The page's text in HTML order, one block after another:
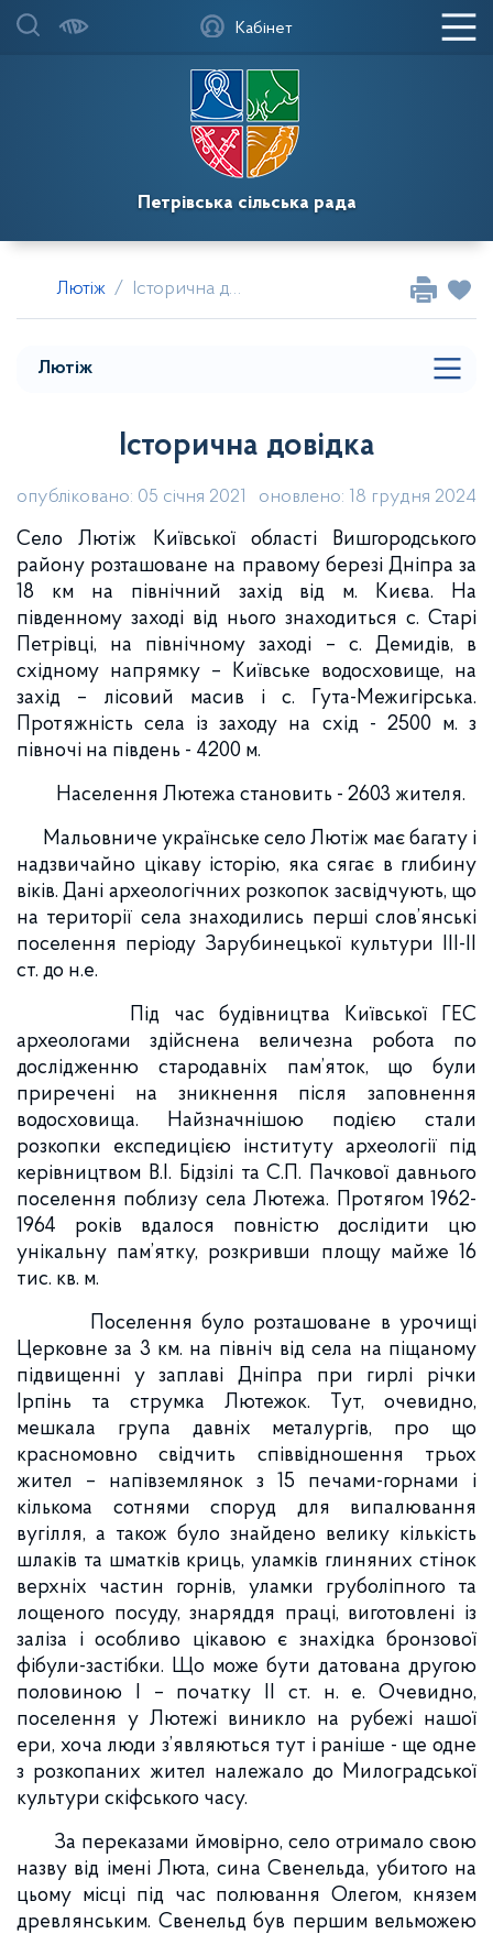
Петрівська сільська рада
Мапа меню Кабінет
Лютіж Історична довідка
Історична довідка
опубліковано: 05 січня 2021 оновлено: 18 грудня 2024
Село Лютіж Київської області Вишгородського
району розташоване на правому березі Дніпра за
18 км на північний захід від м. Києва. На
південному заході від нього знаходиться с. Старі
Петрівці, на північному заході – с. Демидів, в
східному напрямку – Київське водосховище, на
захід – лісовий масив і с. Гута-Межигірська.
Протяжність села із заходу на схід - 2500 м. з
півночі на південь - 4200 м.
Населення Лютежа становить - 2603 жителя.
Мальовниче українське село Лютіж має багату і
надзвичайно цікаву історію, яка сягає в глибину
віків. Дані археологічних розкопок засвідчують, що
на території села знаходились перші слов’янські
поселення періоду Зарубинецької культури ІІІ-ІІ
ст. до н.е.
Під час будівництва Київської ГЕС
археологами здійснена величезна робота по
дослідженню стародавніх пам’яток, що були
приречені на зникнення після заповнення
водосховища. Найзначнішою подією стали
розкопки експедицією інституту археології під
керівництвом В.І. Бідзілі та С.П. Пачкової давнього
поселення поблизу села Лютежа. Протягом 1962-
1964 років вдалося повністю дослідити цю
унікальну пам’ятку, розкривши площу майже 16
тис. кв. м.
Поселення було розташоване в урочищі
Церковне за 3 км. на північ від села на піщаному
підвищенні у заплаві Дніпра при гирлі річки
Ірпінь та струмка Лютежок. Тут, очевидно,
мешкала група давніх металургів, про що
красномовно свідчить співвідношення трьох
жител – напівземлянок з 15 печами-горнами і
кількома сотнями споруд для випалювання
вугілля, а також було знайдено велику кількість
шлаків та шматків криць, уламків глиняних стінок
верхніх частин горнів, уламки груболіпного та
лощеного посуду, знаряддя праці, виготовлені із
заліза і особливо цікавою є знахідка бронзової
фібули-застібки. Що може бути датована другою
половиною І – початку ІІ ст. н. е. Очевидно,
поселення у Лютежі виникло на рубежі нашої
ери, хоча люди з’являються тут і раніше - ще одне
з розкопаних жител належало до Милоградської
культури скіфського часу.
За переказами ймовірно, село отримало свою
назву від імені Люта, сина Свенельда, убитого на
цьому місці під час полювання Олегом, князем
древлянським. Свенельд був першим вельможею
Лютіж
Паспорт села
Мапа розділу сайту